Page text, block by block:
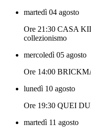
martedì 04 agosto
Ore 21:30 CASA
collezionismo
mercoledì 05 agosto
Ore 14:00
lunedì 10 agosto
Ore 19:30 QUEI
martedì 11 agosto